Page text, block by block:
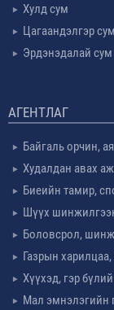
Хулд сум
Цагаандэлгэр сум
Эрдэнэдалай сум
АГЕНТЛАГ
Байгаль орчин,
Худалдан авах
Биеийн тамир,
Шүүх
Боловсрол,
Газрын
Хүүхэд, гэр
Мал эмнэлэгийн